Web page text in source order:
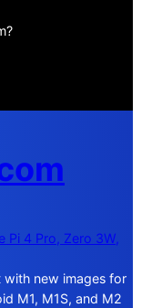
Pi 4 Pro, Zero 3W,
with new images for
M1, M1S, and M2